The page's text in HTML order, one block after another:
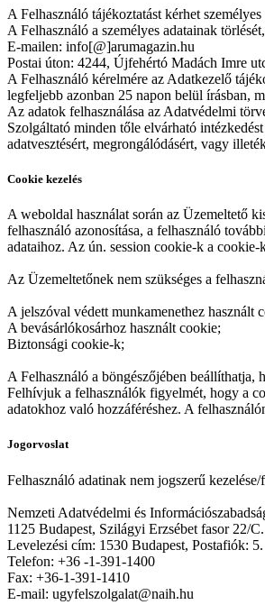
A Felhasználó tájékoztatást kérhet
A Felhasználó a személyes adatainak
E-mailen: info[@]arumagazin.hu
Postai úton: 4244, Újfehértó Madách Imre
A Felhasználó kérelmére az Adatkezelő
legfeljebb azonban 25 napon belül írásban,
Az adatok felhasználása az Adatvédelmi
Szolgáltató minden tőle elvárható
adatvesztésért, megrongálódásért, vagy
Cookie kezelés
A weboldal használat során az Üzemeltető
felhasználó azonosítása, a felhasználó
adataihoz. Az ún. session cookie-k a
Az Üzemeltetőnek nem szükséges a
A jelszóval védett munkamenethez használt
A bevásárlókosárhoz használt cookie;
Biztonsági cookie-k;
A Felhasználó a böngészőjében
Felhívjuk a felhasználók figyelmét, hogy a
adatokhoz való hozzáféréshez. A
Jogorvoslat
Felhasználó adatinak nem jogszerű
Nemzeti Adatvédelmi és
1125 Budapest, Szilágyi Erzsébet fasor 22/C.
Levelezési cím: 1530 Budapest, Postafiók: 5.
Telefon: +36 -1-391-1400
Fax: +36-1-391-1410
E-mail: ugyfelszolgalat@naih.hu